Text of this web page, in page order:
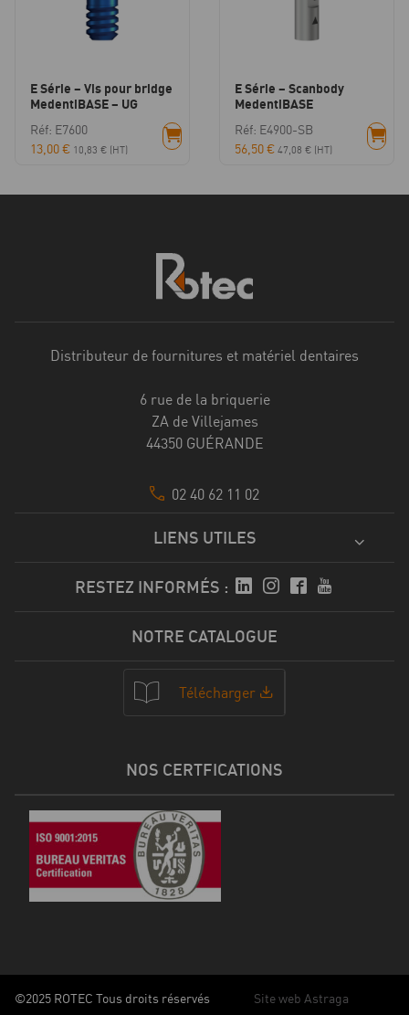
E Série – Vis pour bridge
MedentiBASE – UG
Réf: E7600
13,00€ 10,83 € (HT)
E Série – Scanbody
MedentiBASE
Réf: E4900-SB
56,50€ 47,08 € (HT)
Distributeur de fournitures et matériel dentaires
6 rue de la briquerie
ZA de Villejames
44350 GUÉRANDE
02 40 62 11 02
LIENS UTILES
RESTEZ INFORMÉS :
NOTRE CATALOGUE
Télécharger
NOS CERTFICATIONS
©2025 ROTEC Tous droits réservés
Site web Astraga